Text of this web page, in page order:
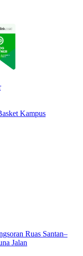
Kampus
Ruas Santan–
Jalan